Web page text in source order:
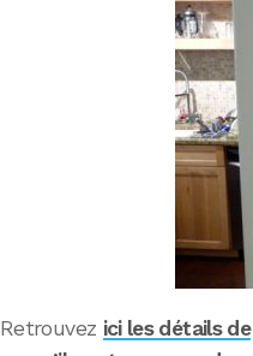
Retrouvez ici les détails de